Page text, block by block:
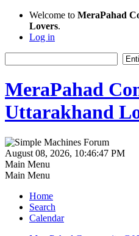
Welcome to MeraPahad
Lovers.
Log in
MeraPahad
Uttarakhand
August 08, 2026, 10:46:47 PM
Main Menu
Main Menu
Home
Search
Calendar